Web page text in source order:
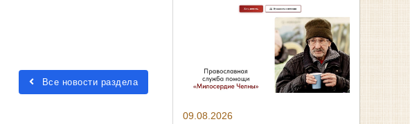
Все новости раздела
09.08.2026